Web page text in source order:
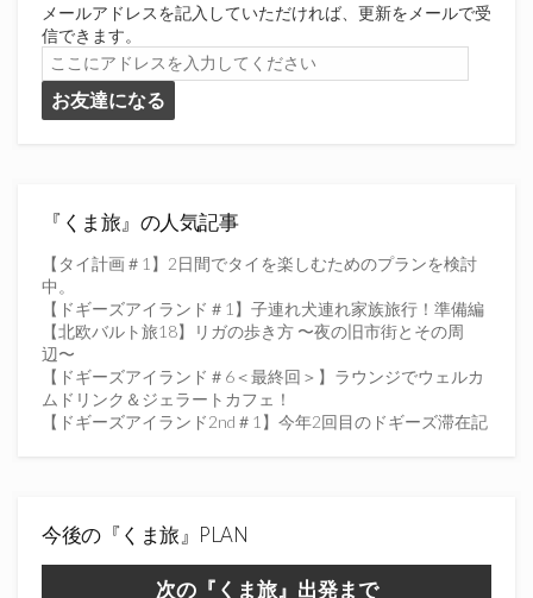
メールアドレスを記入していただければ、更新をメールで受
信できます。
こ
こ
に
ア
を
力
し
て
く
だ
さ
い
お友達になる
『くま旅』の人気記事
【タイ計画＃1】2日間でタイを楽しむためのプランを検討
中。
【ドギーズアイランド＃1】子連れ犬連れ家族旅行！準備編
【北欧バルト旅18】リガの歩き方 〜夜の旧市街とその周
辺〜
【ドギーズアイランド＃6＜最終回＞】ラウンジでウェルカ
ムドリンク＆ジェラートカフェ！
【ドギーズアイランド2nd＃1】今年2回目のドギーズ滞在記
今後の『くま旅』PLAN
次の『くま旅』出発まで